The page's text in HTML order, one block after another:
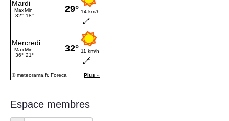
Espace membres